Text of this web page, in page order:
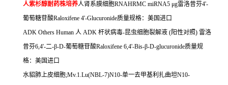
人紫杉醇耐药株培养人肾系膜细胞RNAHRMC miRNA5 μg雷洛昔芬4'-
葡萄糖苷酸Raloxifene 4'-Glucuronide质量规格：美国进口
ADK Others Human 人 ADK 杆状病毒-昆虫细胞裂解液 (阳性对照) 雷洛
昔芬6,4'-二-β-D-葡萄糖苷酸Raloxifene 6,4'-Bis-β-D-glucuronide质量规
格：美国进口
水貂肺上皮细胞;Mv.1.Lu(NBL-7)N10-单一去甲基利扎曲坦N10-